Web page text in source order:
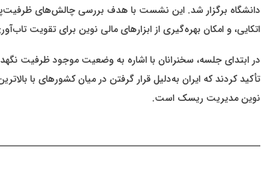
دانشگاه برگزار شد. این نشست با هدف بررسی چالش‌های
اتکایی، و امکان بهره‌گیری از ابزارهای مالی نوین برای تقویت
‌در ابتدای جلسه، سخنرانان با اشاره به وضعیت موجود ظرفیت
تأکید کردند که ایران به‌دلیل قرار گرفتن در میان کشورهای با
نوین مدیریت ریسک است.